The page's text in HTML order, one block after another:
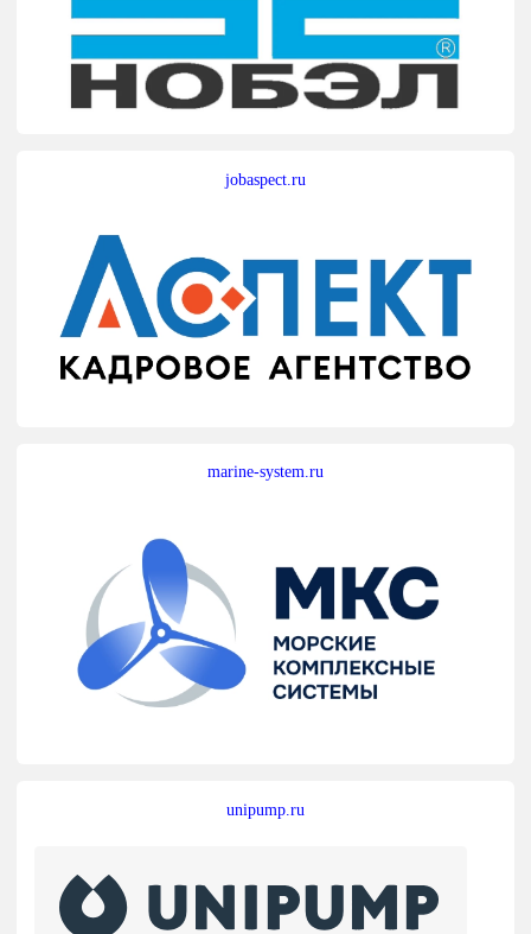
jobaspect.ru
marine-system.ru
unipump.ru